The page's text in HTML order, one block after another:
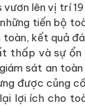
lên vị trí
tiến bộ
kết quả
thấp và sự ổn
sát an
được củng
lại lợi ích cho